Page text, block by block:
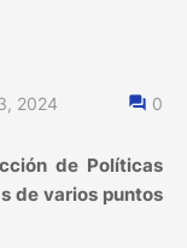
2024 0
de Políticas
de varios puntos